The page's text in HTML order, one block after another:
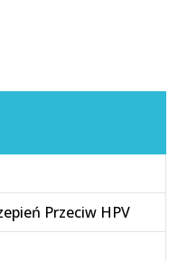
Przeciw HPV